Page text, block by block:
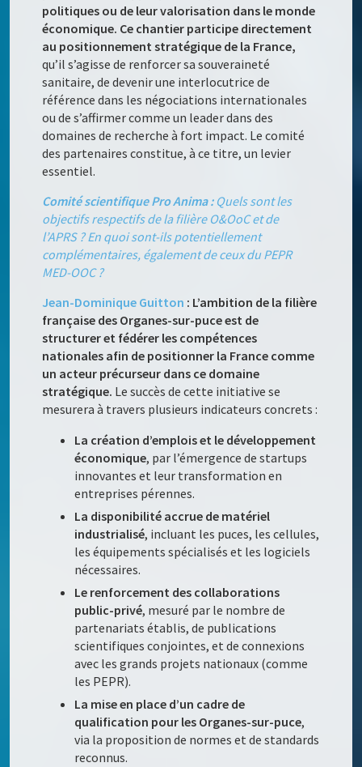
politiques ou de leur valorisation dans le monde
économique. Ce chantier participe directement
au positionnement stratégique de la France,
qu’il s’agisse de renforcer sa souveraineté
sanitaire, de devenir une interlocutrice de
référence dans les négociations internationales
ou de s’affirmer comme un leader dans des
domaines de recherche à fort impact. Le comité
des partenaires constitue, à ce titre, un levier
essentiel.
Comité scientifique Pro Anima : Quels sont les
objectifs respectifs de la filière O&OoC et de
l’APRS ? En quoi sont-ils potentiellement
complémentaires, également de ceux du PEPR
MED-OOC ?
Jean-Dominique Guitton : L’ambition de la filière
française des Organes-sur-puce est de
structurer et fédérer les compétences
nationales afin de positionner la France comme
un acteur précurseur dans ce domaine
stratégique. Le succès de cette initiative se
mesurera à travers plusieurs indicateurs concrets :
La création d’emplois et le développement
économique, par l’émergence de startups
innovantes et leur transformation en
entreprises pérennes.
La disponibilité accrue de matériel
industrialisé, incluant les puces, les cellules,
les équipements spécialisés et les logiciels
nécessaires.
Le renforcement des collaborations
public-privé, mesuré par le nombre de
partenariats établis, de publications
scientifiques conjointes, et de connexions
avec les grands projets nationaux (comme
les PEPR).
La mise en place d’un cadre de
qualification pour les Organes-sur-puce,
via la proposition de normes et de standards
reconnus.